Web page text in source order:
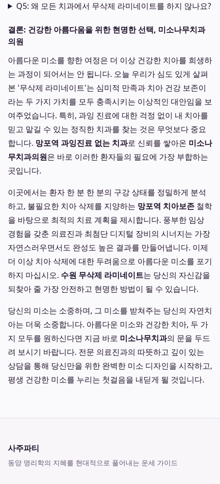
Q5: 왜 모든 치과에서 무삭제 라미네이트를 하지 않나요?
결론: 건강한 아름다움을 위한 현명한 선택, 미소나무치과
의원
아름다운 미소를 향한 여정은 더 이상 건강한 치아를 희생하
는 과정이 되어서는 안 됩니다. 오늘 우리가 심도 있게 살펴
본 '무삭제 라미네이트'는 심미적 만족과 치아 건강 보존이
라는 두 가지 가치를 모두 충족시키는 이상적인 대안임을 보
여주었습니다. 특히, 과잉 진료에 대한 걱정 없이 내 치아를
믿고 맡길 수 있는 정직한 치과를 찾는 것은 무엇보다 중요
합니다. 망포역 과잉진료 없는 치과로 신뢰를 쌓아온 미소나
무치과의원은 바로 이러한 환자들의 필요에 가장 부합하는
곳입니다.
이곳에서는 환자 한 분 한 분의 구강 상태를 정밀하게 분석
하고, 불필요한 치아 삭제를 지양하는 망포역 치아보존 철학
을 바탕으로 최적의 치료 계획을 제시합니다. 풍부한 임상
경험을 갖춘 의료진과 최첨단 디지털 장비의 시너지는 가장
자연스러우면서도 완성도 높은 결과를 만들어냅니다. 이제
더 이상 치아 삭제에 대한 두려움으로 아름다운 미소를 포기
하지 마십시오. 수원 무삭제 라미네이트는 당신의 자신감을
되찾아 줄 가장 안전하고 현명한 방법이 될 수 있습니다.
당신의 미소는 소중하며, 그 미소를 받쳐주는 당신의 자연치
아는 더욱 소중합니다. 아름다운 미소와 건강한 치아, 두 가
지 모두를 원하신다면 지금 바로 미소나무치과의 문을 두드
려 보시기 바랍니다. 전문 의료진과의 따뜻하고 깊이 있는
상담을 통해 당신만을 위한 완벽한 미소 디자인을 시작하고,
평생 건강한 미소를 누리는 첫걸음을 내딛게 될 것입니다.
사주파티
동양 명리학의 지혜를 현대적으로 풀어내는 운세 가이드